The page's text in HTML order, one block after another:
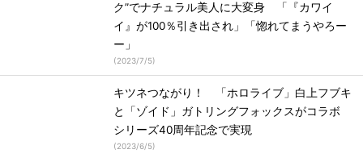
ク”でナチュラル美人に大変身 「『カワイ
イ』が100％引き出され」「惚れてまうやろー
ー」
(2023/7/5)
キツネつながり！ 「ホロライブ」白上フブキ
と「ゾイド」ガトリングフォックスがコラボ
シリーズ40周年記念で実現
(2023/6/5)